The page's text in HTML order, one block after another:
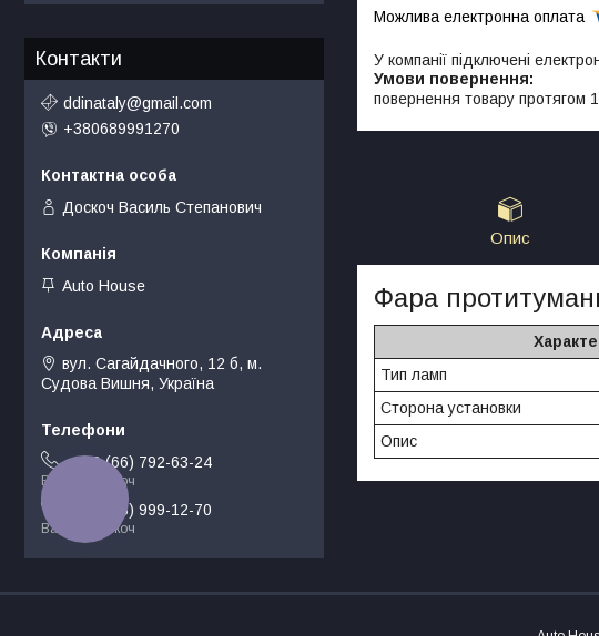
У компанії підключені
повернення товару протягом
Опис
Фара
Тип ламп
Сторона установки
Опис
Контакти
ddinataly@gmail.com
+380689991270
Доскоч Василь Степанович
Auto House
вул. Сагайдачного, 12 б, м.
Судова Вишня, Україна
+380 (66) 792-63-24
Василь Доскоч
+380 (68) 999-12-70
Василь Доскоч